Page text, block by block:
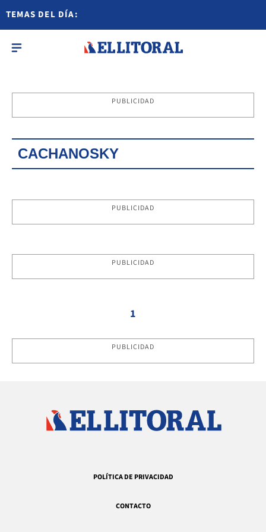
TEMAS DEL DÍA:
PUBLICIDAD
CACHANOSKY
PUBLICIDAD
PUBLICIDAD
1
PUBLICIDAD
POLÍTICA DE PRIVACIDAD
CONTACTO